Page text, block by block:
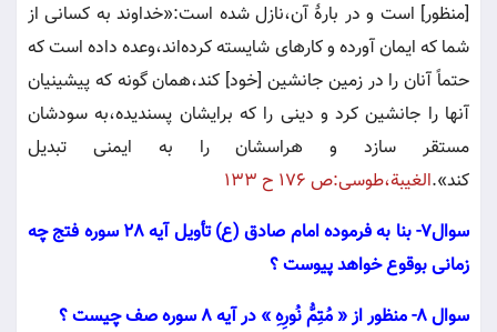
[منظور] است و در بارۀ آن،نازل شده است:«خداوند به كسانى از
شما كه ايمان آورده و كارهاى شايسته كرده‌اند،وعده داده است كه
حتماً آنان را در زمين جانشين [خود] كند،همان گونه كه پيشينيان
آنها را جانشين كرد و دينى را كه برايشان پسنديده،به سودشان
مستقر سازد و هراسشان را به ايمنى تبديل
كند».الغيبة،طوسى:ص ١٧٦ ح ١٣٣
سوال7- بنا به فرموده امام صادق (ع) تأویل آیه 28 سوره فتج چه
زمانی بوقوع خواهد پیوست ؟
سوال 8- منظور از «
مُتِمُّ نُورِهِ» در آیه 8 سوره صف چیست ؟